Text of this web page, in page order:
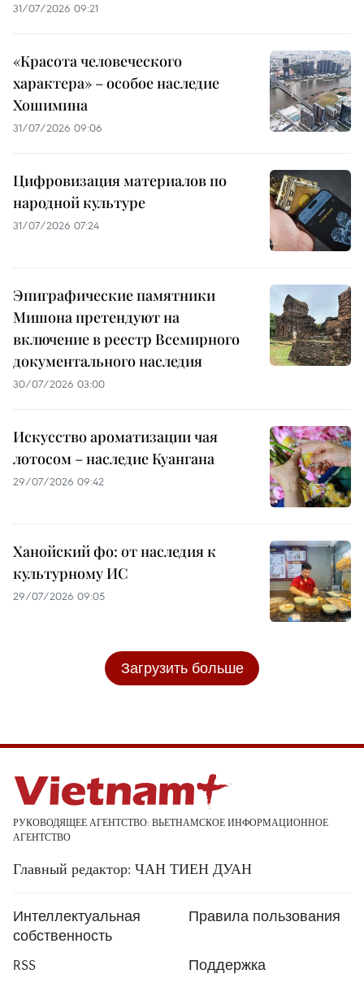
31/07/2026 09:21
«Красота человеческого
характера» – особое наследие
Хошимина
31/07/2026 09:06
Цифровизация материалов по
народной культуре
31/07/2026 07:24
Эпиграфические памятники
Мишона претендуют на
включение в реестр Всемирного
документального наследия
30/07/2026 03:00
Искусство ароматизации чая
лотосом – наследие Куангана
29/07/2026 09:42
Ханойский фо: от наследия к
культурному ИС
29/07/2026 09:05
Загрузить больше
РУКОВОДЯЩЕЕ АГЕНТСТВО: ВЬЕТНАМСКОЕ ИНФОРМАЦИОННОЕ
АГЕНТСТВО
Главный редактор: ЧАН ТИЕН ДУАН
Интеллектуальная
собственность
Правила пользования
RSS
Поддержка